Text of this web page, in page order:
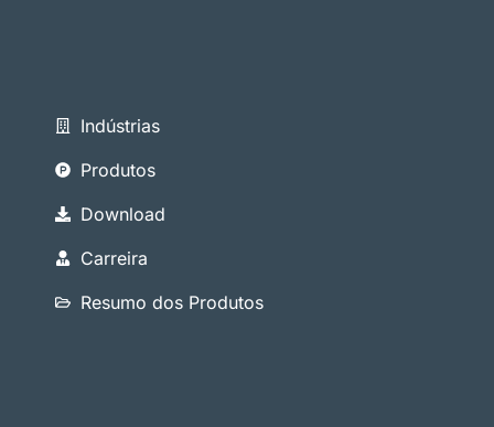
Indústrias
Produtos
Download
Carreira
Resumo dos Produtos